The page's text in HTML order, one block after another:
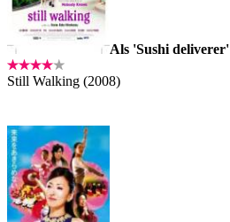
Als 'Sushi deliverer'
Still Walking (2008)